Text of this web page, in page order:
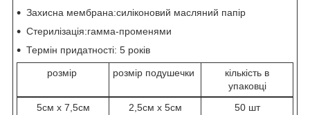
Захисна мембрана:силіконовий масляний папір
Стерилізація:гамма-променями
Термін придатності: 5 років
розмір розмір подушечки
кількість в
упаковці
5см х 7,5см
2,5см х 5см
50 шт